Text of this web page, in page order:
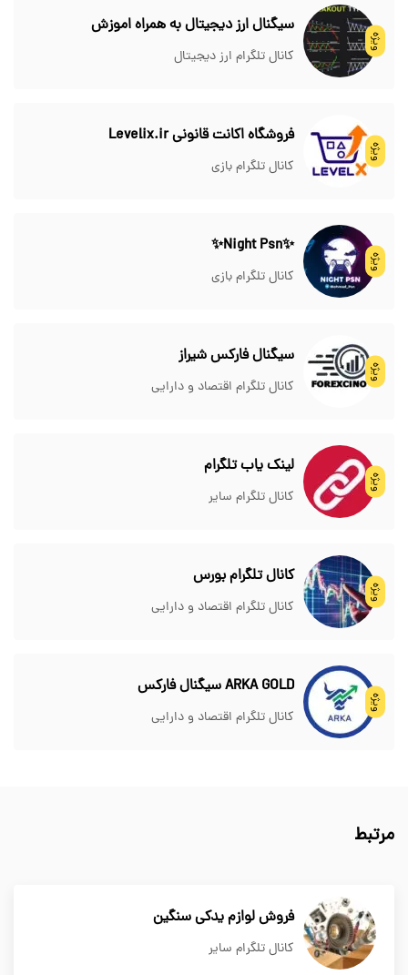
ویژه
سیگنال ارز دیجیتال به همراه اموزش
کانال تلگرام ارز دیجیتال
ویژه
فروشگاه اکانت قانونی Levelix.ir
کانال تلگرام بازی
ویژه
✨Night Psn✨
کانال تلگرام بازی
ویژه
سیگنال فارکس شیراز
کانال تلگرام اقتصاد و دارایی
ویژه
لینک یاب تلگرام
کانال تلگرام سایر
ویژه
کانال تلگرام بورس
کانال تلگرام اقتصاد و دارایی
ویژه
ARKA GOLD سیگنال فارکس
کانال تلگرام اقتصاد و دارایی
مرتبط
فروش لوازم یدکی سنگین
کانال تلگرام سایر